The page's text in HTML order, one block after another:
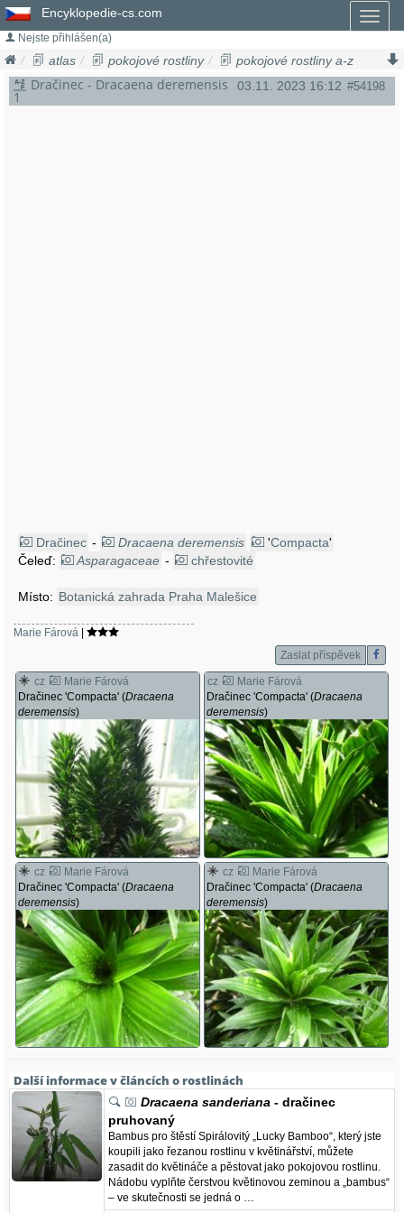
Encyklopedie-cs.com
Nejste přihlášen(a)
atlas pokojové rostliny
pokojové rostliny a-z
dračinec
dracaena deremensis03.11. 2023 16:12 #54198
Dračinec - Dracaena deremensis
1
Dračinec - Dracaena deremensis 'Compacta'
Čeleď:
Asparagaceae - chřestovité
Místo: Botanická zahrada Praha Malešice
Marie Fárová
Zaslat příspěvek
cz
Marie Fárová
Dračinec 'Compacta' (Dracaena
deremensis)
cz
Marie Fárová
Dračinec 'Compacta' (Dracaena
deremensis)
cz
Marie Fárová
Dračinec 'Compacta' (Dracaena
deremensis)
cz
Marie Fárová
Dračinec 'Compacta' (Dracaena
deremensis)
Další informace v článcích o rostlinách
Dracaena sanderiana - dračinec
pruhovaný
Bambus pro štěstí Spirálovitý „Lucky Bamboo“, který jste
koupili jako řezanou rostlinu v květinářství, můžete
zasadit do květináče a pěstovat jako pokojovou rostlinu.
Nádobu vyplňte čerstvou květinovou zeminou a „bambus“
– ve skutečnosti se jedná o …